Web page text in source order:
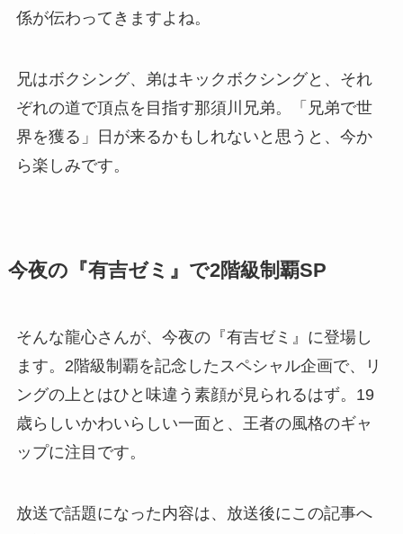
係が伝わってきますよね。
兄はボクシング、弟はキックボクシングと、それ
ぞれの道で頂点を目指す那須川兄弟。「兄弟で世
界を獲る」日が来るかもしれないと思うと、今か
ら楽しみです。
今夜の『有吉ゼミ』で2階級制覇SP
そんな龍心さんが、今夜の『有吉ゼミ』に登場し
ます。2階級制覇を記念したスペシャル企画で、リ
ングの上とはひと味違う素顔が見られるはず。19
歳らしいかわいらしい一面と、王者の風格のギャ
ップに注目です。
放送で話題になった内容は、放送後にこの記事へ